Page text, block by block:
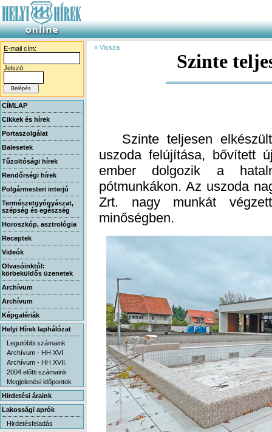
E-mail cím:
Jelszó:
CÍMLAP
Cikkek és hírek
Portaszolgálat
Balesetek
Tűzoltósági hírek
Rendőrségi hírek
Polgármesteri interjú
Természetgyógyászat,
szépség és egészség
Horoszkóp, asztrológia
Receptek
Videók
Olvasóinktól:
körbeküldős üzenetek
Archívum
Archívum
Képgalériák
Helyi Hírek laphálózat
Legutóbbi számaink
Archívum - HH XVI.
Archívum - HH XVII.
2004 előtti számaink
Megjelenési időpontok
Hirdetési áraink
Lakossági aprók
Hirdetésfeladás
« Vissza
Szinte
Szinte teljesen
uszoda felújítása, bővített
ember dolgozik a
pótmunkákon. Az uszoda
Zrt. nagy munkát
minőségben.